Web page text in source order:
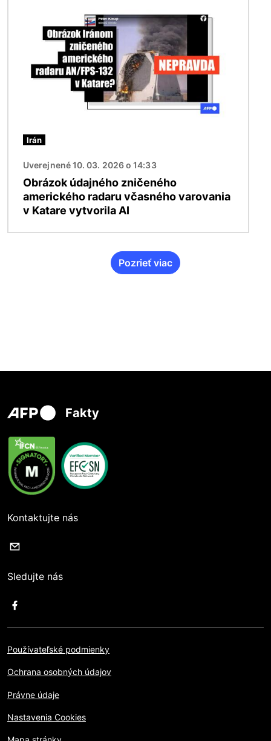
Irán
Uverejnené 10. 03. 2026 o 14:33
Obrázok údajného zničeného
amerického radaru včasného varovania
v Katare vytvorila AI
Pozrieť viac
Fakty
Kontaktujte nás
Sledujte nás
Používateľské podmienky
Ochrana osobných údajov
Právne údaje
Nastavenia Cookies